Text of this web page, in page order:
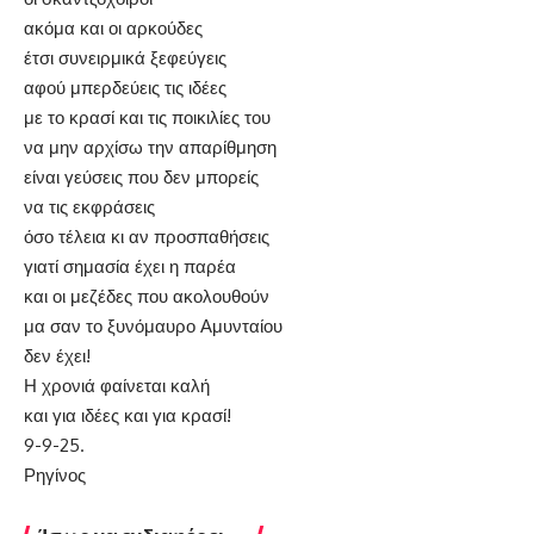
ακόμα και οι αρκούδες
έτσι συνειρμικά ξεφεύγεις
αφού μπερδεύεις τις ιδέες
με το κρασί και τις ποικιλίες του
να μην αρχίσω την απαρίθμηση
είναι γεύσεις που δεν μπορείς
να τις εκφράσεις
όσο τέλεια κι αν προσπαθήσεις
γιατί σημασία έχει η παρέα
και οι μεζέδες που ακολουθούν
μα σαν το ξυνόμαυρο Αμυνταίου
δεν έχει!
Η χρονιά φαίνεται καλή
και για ιδέες και για κρασί!
9-9-25.
Ρηγίνος